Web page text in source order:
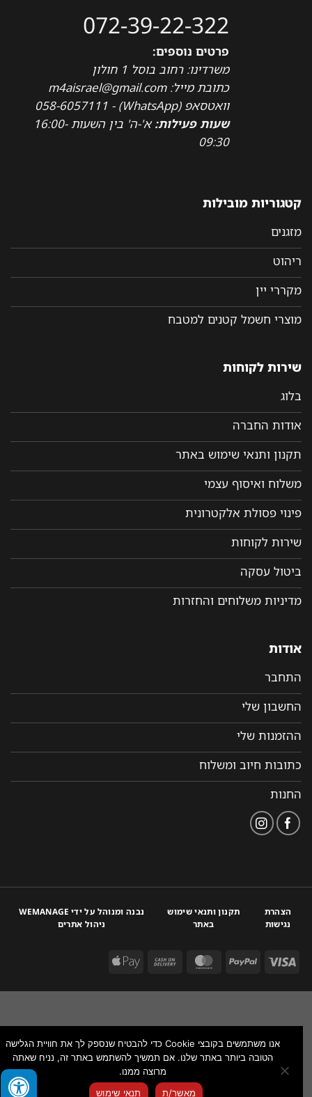
072-39-22-322
פרטים נוספים:
משרדינו: רחוב בוסל 1 חולון
כתובת מייל: m4aisrael@gmail.com
וואטסאפ (WhatsApp) - 058-6057111
שעות פעילות:
א'-ה' בין השעות 16:00-
09:30
קטגוריות מובילות
מזגנים
ריהוט
מקררי יין
מוצרי חשמל קטנים למטבח
שירות לקוחות
בלוג
אודות החברה
תקנון ותנאי שימוש באתר
משלוח ואיסוף עצמי
פינוי פסולת אלקטרונית
שירות לקוחות
ביטול עסקה
מדיניות משלוחים והחזרות
אודות
התחבר
החשבון שלי
ההזמנות שלי
כתובות חיוב ומשלוח
החנות
הצהרת
נגישות
תקנון ותנאי שימוש
באתר
נבנה ומנוהל על ידי WEMANAGE
ניהול אתרים
אנו משתמשים בקובצי Cookie כדי להבטיח שנספק לך את חוויית הגלישה
הטובה ביותר באתר שלנו. אם תמשיך להשתמש באתר זה, נניח שאתה
מרוצה ממנו.
מאשר/ת
תנאי שימוש